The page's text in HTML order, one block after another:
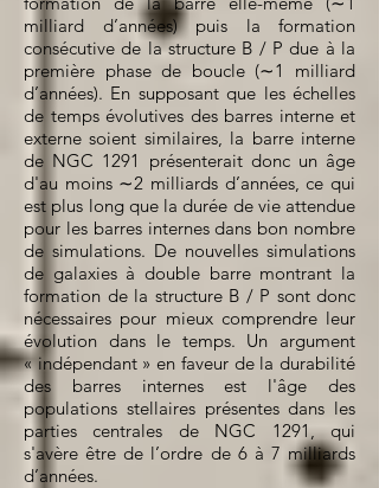
milliard d’années) puis la formation
consécutive de la structure B / P due à la
première phase de boucle (∼1 milliard
d’années). En supposant que les échelles
de temps évolutives des barres interne et
externe soient similaires, la barre interne
de NGC 1291 présenterait donc un âge
d'au moins ∼2 milliards d’années, ce qui
est plus long que la durée de vie attendue
pour les barres internes dans bon nombre
de simulations. De nouvelles simulations
de galaxies à double barre montrant la
formation de la structure B / P sont donc
nécessaires pour mieux comprendre leur
évolution dans le temps. Un argument
« indépendant » en faveur de la durabilité
des barres internes est l'âge des
populations stellaires présentes dans les
parties centrales de NGC 1291, qui
s'avère être de l’ordre de 6 à 7 milliards
d’années.